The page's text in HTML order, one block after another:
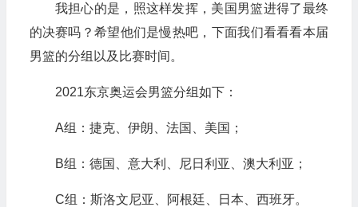
我担心的是，照这样发挥，美国男篮进得了最终
的决赛吗？希望他们是慢热吧，下面我们看看看本届
男篮的分组以及比赛时间。
2021东京奥运会男篮分组如下：
A组：捷克、伊朗、法国、美国；
B组：德国、意大利、尼日利亚、澳大利亚；
C组：斯洛文尼亚、阿根廷、日本、西班牙。